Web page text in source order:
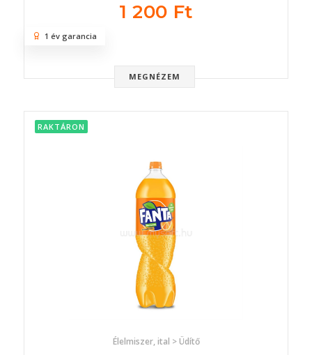
1 200 Ft
MEGNÉZEM
1 év garancia
RAKTÁRON
Élelmiszer, ital > Üdítő